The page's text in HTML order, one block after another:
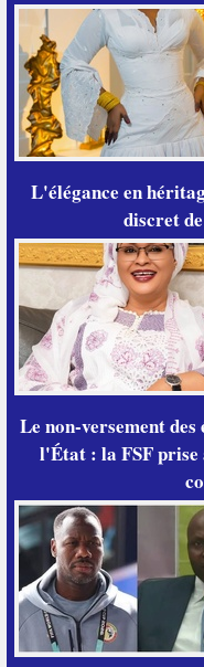
L'élégance en
discret
Le non-versement
l'État : la FSF prise